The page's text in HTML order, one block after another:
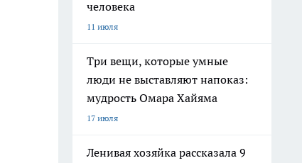
человека
11 июля
Три вещи, которые умные
люди не выставляют напоказ:
мудрость Омара Хайяма
17 июля
Ленивая хозяйка рассказала 9